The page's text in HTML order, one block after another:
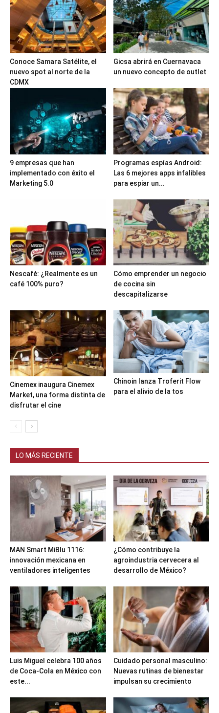
Conoce Samara Satélite, el
nuevo spot al norte de la
CDMX
Gicsa abrirá en Cuernavaca
un nuevo concepto de outlet
9 empresas que han
implementado con éxito el
Marketing 5.0
Programas espías Android:
Las 6 mejores apps infalibles
para espiar un...
Nescafé: ¿Realmente es un
café 100% puro?
Cómo emprender un negocio
de cocina sin
descapitalizarse
Cinemex inaugura Cinemex
Market, una forma distinta de
disfrutar el cine
Chinoin lanza Troferit Flow
para el alivio de la tos
LO MÁS RECIENTE
MAN Smart MiBlu 1116:
innovación mexicana en
ventiladores inteligentes
¿Cómo contribuye la
agroindustria cervecera al
desarrollo de México?
Luis Miguel celebra 100 años
de Coca-Cola en México con
este...
Cuidado personal masculino:
Nuevas rutinas de bienestar
impulsan su crecimiento